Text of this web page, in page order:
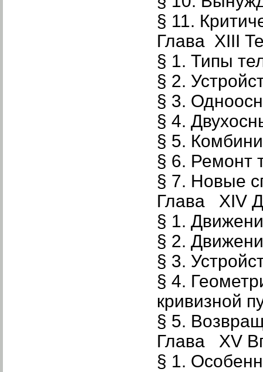
§ 11.
Глава XIII
§ 1. Типы
§ 2.
§ 3.
§ 4.
§ 5.
§ 6. Ремонт
§ 7. Новые
Глава XIV
§ 1.
§ 2.
§ 3.
§ 4.
кривизной
§ 5.
Глава XV
§ 1.